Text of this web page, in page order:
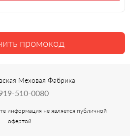
промокод
Меховая Фабрика
510-0080
информация не является публичной
офертой